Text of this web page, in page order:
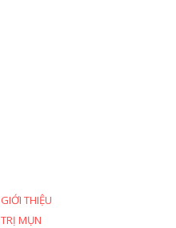
GIỚI THIỆU
TRỊ MỤN